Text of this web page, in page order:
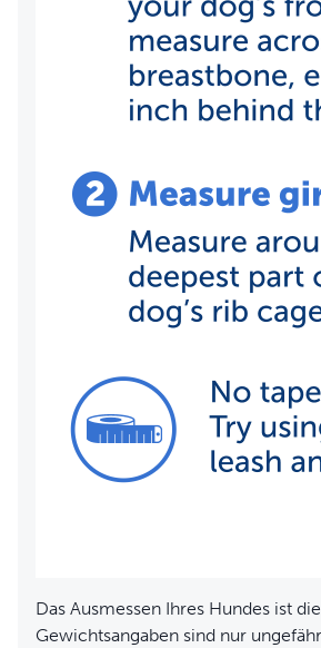
Das Ausmessen Ihres Hundes ist
Gewichtsangaben sind nur